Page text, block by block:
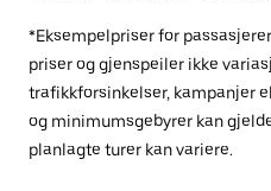
*Eksempelpriser for
priser og gjenspeiler ikke
trafikkforsinkelser, kampanjer
og minimumsgebyrer kan
planlagte turer kan variere.